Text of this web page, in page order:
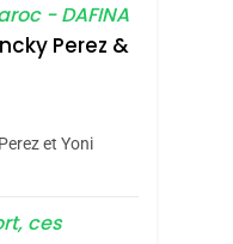
La
De
- DAFINA
Perez &
et Yoni
ces